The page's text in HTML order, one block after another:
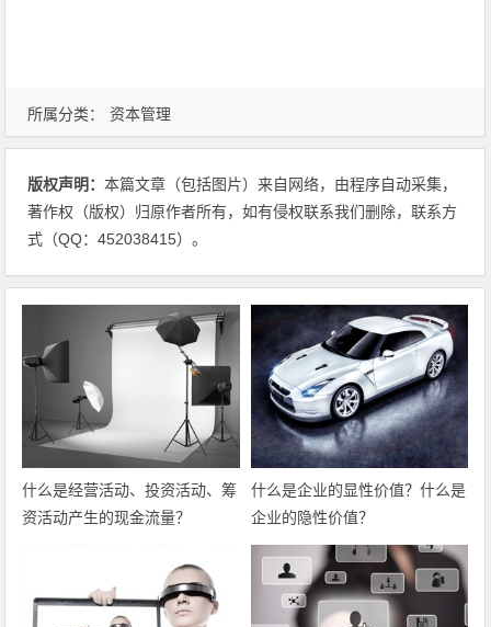
所属分类： 资本管理
版权声明：本篇文章（包括图片）来自网络，由程序自动采集，
著作权（版权）归原作者所有，如有侵权联系我们删除，联系方
式（QQ：452038415）。
什么是经营活动、投资活动、筹
资活动产生的现金流量？
什么是企业的显性价值？什么是
企业的隐性价值？